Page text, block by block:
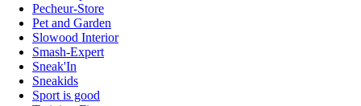
Pecheur-Store
Pet and Garden
Slowood Interior
Smash-Expert
Sneak'In
Sneakids
Sport is good